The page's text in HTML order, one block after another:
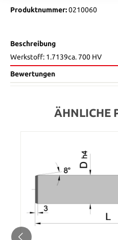
Produktnummer:0210060
Beschreibung
Werkstoff: 1.7139ca. 700 HV
Bewertungen
ÄHNLICHE